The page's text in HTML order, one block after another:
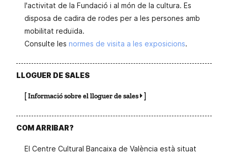
l'activitat de la Fundació i al món de la cultura. Es
disposa de cadira de rodes per a les persones amb
mobilitat reduïda.
Consulte les normes de visita a les exposicions.
LLOGUER DE SALES
[Informació sobre el lloguer de sales ]
COM ARRIBAR?
El Centre Cultural Bancaixa de València està situat